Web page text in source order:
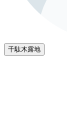
千駄木露地